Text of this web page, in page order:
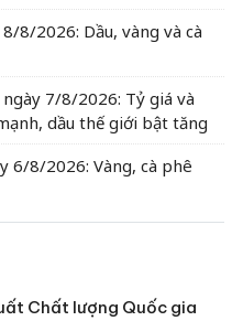
8/2026: Dầu, vàng và cà
7/8/2026: Tỷ giá và
dầu thế giới bật tăng
6/8/2026: Vàng, cà phê
Chất lượng Quốc gia